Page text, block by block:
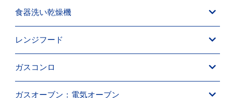
食器洗い乾燥機
レンジフード
ガスコンロ
ガスオーブン：電気オーブン